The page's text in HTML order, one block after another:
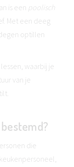
is een poolisch
Met een deeg
optillen
waarbij je
van je
die